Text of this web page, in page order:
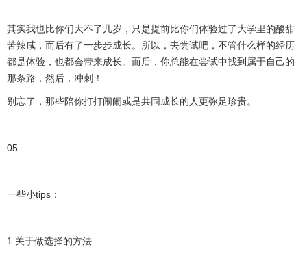
其实我也比你们大不了几岁，只是提前比你们体验过了大学里的酸甜
苦辣咸，而后有了一步步成长。所以，去尝试吧，不管什么样的经历
都是体验，也都会带来成长。而后，你总能在尝试中找到属于自己的
那条路，然后，冲刺！
别忘了，那些陪你打打闹闹或是共同成长的人更弥足珍贵。
05
一些小tips ：
1.关于做选择的方法